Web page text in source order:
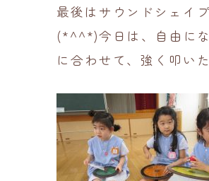
最後はサウンドシェイ
(*^^*)今日は、自由に
に合わせて、強く叩い